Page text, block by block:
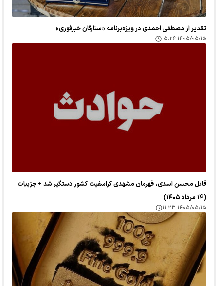
تقدیر از مصطفی احمدی در ویژه‌برنامه «ستارگان خبرفوری»
۱۴۰۵/۰۵/۱۵ ۱۵:۲۶
قاتل محسن اسدی، قهرمان مشهدی کراسفیت کشور دستگیر شد + جزییات
(۱۴ مرداد ۱۴۰۵)
۱۴۰۵/۰۵/۱۵ ۱۱:۲۳